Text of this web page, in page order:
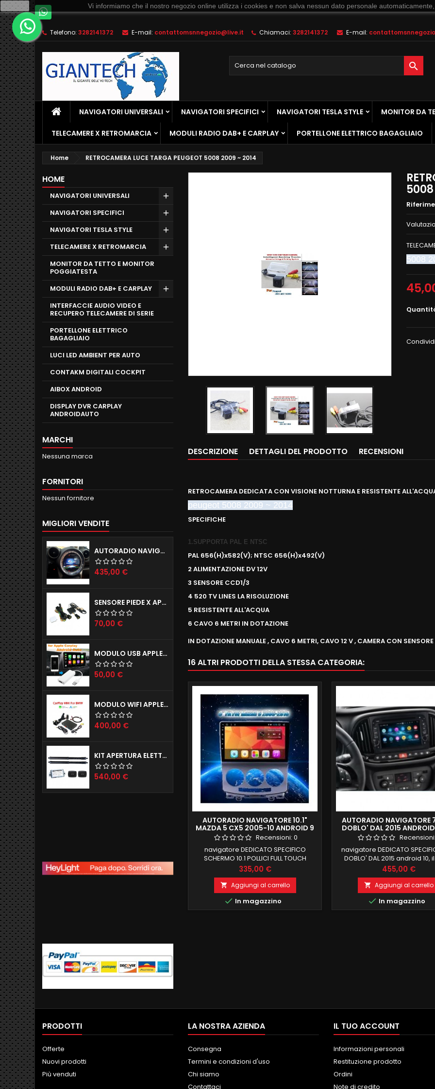
Telefono: 3282141372 E-mail: contattomsnnegozio@live.it Chiamaci: 3282141372 E-mail:

NAVIGATORI UNIVERSALI NAVIGATORI SPECIFICI NAVIGATORI TESLA STYLE MONITOR DA
TELECAMERE X RETROMARCIA MODULI RADIO DAB+ E CARPLAY PORTELLONE ELETTRICO BAGAGLIAIO
Home RETROCAMERA LUCE TARGA PEUGEOT 5008 2009 ~ 2014
HOME
NAVIGATORI UNIVERSALI
NAVIGATORI SPECIFICI
NAVIGATORI TESLA STYLE
TELECAMERE X RETROMARCIA
MONITOR DA TETTO E MONITOR
POGGIATESTA
MODULI RADIO DAB+ E CARPLAY
INTERFACCIE AUDIO VIDEO E
RECUPERO TELECAMERE DI SERIE
PORTELLONE ELETTRICO
BAGAGLIAIO
LUCI LED AMBIENT PER AUTO
CONTAKM DIGITALI COCKPIT
AIBOX ANDROID
DISPLAY DVR CARPLAY
ANDROIDAUTO
MARCHI
Nessuna marca
FORNITORI
Nessun fornitore
MIGLIORI VENDITE
AUTORADIO NAVIGATORE R56 57 60 ANDROID 12.0 QUADCORE WIFI 2GB RAM 16GB ROM
Prezzo
435,00 €
SENSORE PIEDE X APERTURA PORTELLONE ELETTRICO TAILGATE X TUTTE LE AUTO
Prezzo
70,00 €
MODULO USB APPLE CARPLAY X IPHONE E ANDROID AUTO X AUTORADIO ANDROID
Prezzo
50,00 €
MODULO WIFI APPLE CARPLAY X IPHONE E ANDROID AUTO MODELLI BMW (ANCHE INGRESSO CAMERE POSTERIORE E ANTERIORE)
Prezzo
400,00 €
KIT APERTURA ELETTRICA BAGAGLIAIO JAGUAR E-PACE F-PACE
Prezzo
540,00 €
5008
5008
Condividi
DESCRIZIONE DETTAGLI DEL PRODOTTO RECENSIONI
RETROCAMERA DEDICATA CON VISIONE NOTTURNA E RESISTENTE
peugeot 5008 2009 ~ 2014
SPECIFICHE
1.SUPPORTA PAL E NTSC
PAL 656(H)x582(V); NTSC 656(H)x492(V)
2 ALIMENTAZIONE DV 12V
3 SENSORE CCD1/3
4 520 TV LINES LA RISOLUZIONE
5 RESISTENTE ALL'ACQUA
6 CAVO 6 METRI IN DOTAZIONE
IN DOTAZIONE MANUALE , CAVO 6 METRI, CAVO 12 V , CAMERA CON
16 ALTRI PRODOTTI DELLA STESSA CATEGORIA:
AUTORADIO NAVIGATORE 10.1"
MAZDA 5 CX5 2005-10 ANDROID 9
2GB RAM GIANTECH SIMPLE
Recensioni: 0
navigatore DEDICATO SPECIFICO
SCHERMO 10.1 POLLICI FULL TOUCH
MAZDA 5 CX5 2005-10 COMPATIBILE
CON IMPIANTO BOSE DI SERIE
MANTENIMENTO COMANDI AL VOLANTE 2
GB RAM 16 GB ROM ANDROID 9
FUNZIONE MIRRORLINK COMPATIBILE
MODULO DAB+WIFI
Prezzo
335,00 €
 Aggiungi al carrello
 In magazzino
AUTORADIO NAVIGATORE
DOBLO' DAL 2015
FULL 64 GB ROM CARPLAY
GIANTECH PREMIUM
Recensioni:
navigatore DEDICATO
DOBLO' DAL 2015 android 10,
commercio 4 GB RAM 64 GB
DI SERIE COSI COME CARPLAY
FUNZIONE MIRRORLINK
MODULO DAB+WIFI
INTEGRATO BLUETOOTH
ingresso camera e
Prezzo
455,00 €
 Aggiungi al carrello
 In magazzino
PRODOTTI
Offerte
Nuovi prodotti
Più venduti
LA NOSTRA AZIENDA
Consegna
Termini e condizioni d'uso
Chi siamo
Contattaci
IL TUO ACCOUNT
Informazioni personali
Restituzione prodotto
Ordini
Note di credito
Ok Vi informiamo che il nostro negozio online utilizza i cookies e non salva nessun dato personale